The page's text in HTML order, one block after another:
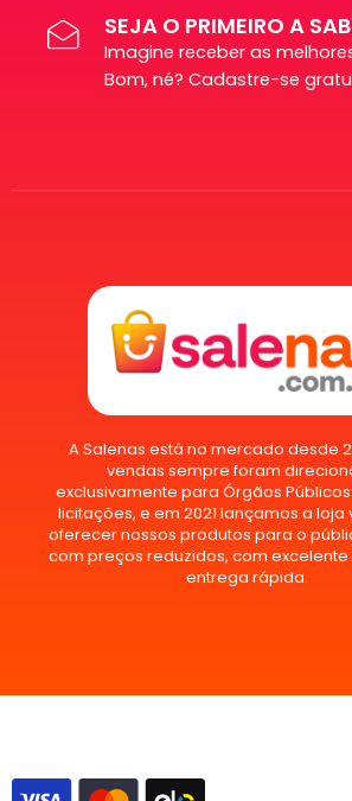
SEJA O PRIMEIRO A
Imagine receber as
Bom, né? Cadastre-se
A Salenas está no mercado desde
vendas sempre foram
exclusivamente para Órgãos
licitações, e em 2021 lançamos a loja
oferecer nossos produtos para o
com preços reduzidos, com
entrega rápida.